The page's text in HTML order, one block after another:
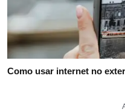
Como usar internet no